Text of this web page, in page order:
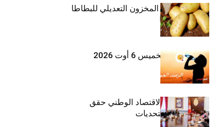
وزارة الفلاحة : المخزون التعديلي للبطاطا
بلغ 12392 طنا
طقس اليوم الخميس 6 أوت 2026
وزيرة المالية: الاقتصاد الوطني حقق
مكاسب رغم التحديات